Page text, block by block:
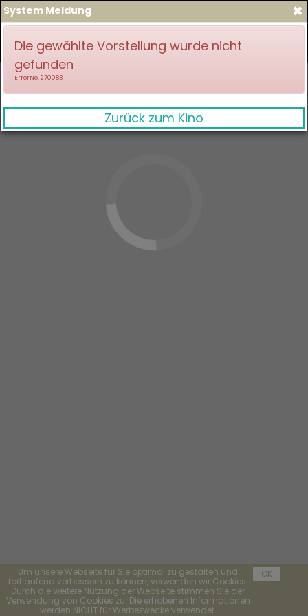
Um unsere Webseite für Sie optimal zu gestalten und
fortlaufend verbessern zu können, verwenden wir Cookies.
Durch die weitere Nutzung der Webseite stimmen Sie der
Verwendung von Cookies zu. Die erhobenen Informationen
werden NICHT für Werbezwecke verwendet.
OK
×
System Meldung
Die gewählte Vorstellung wurde nicht
gefunden
ErrorNo. 270083
Zurück zum Kino